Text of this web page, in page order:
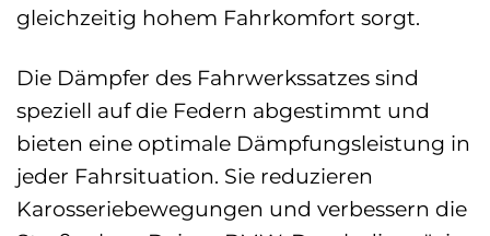
gleichzeitig hohem Fahrkomfort sorgt.
Die Dämpfer des Fahrwerkssatzes sind
speziell auf die Federn abgestimmt und
bieten eine optimale Dämpfungsleistung in
jeder Fahrsituation. Sie reduzieren
Karosseriebewegungen und verbessern die